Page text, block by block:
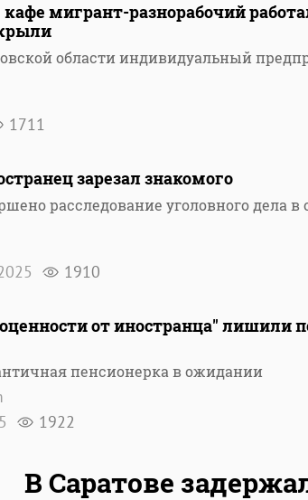
кафе мигрант-разнорабочий
области индивидуальный
1711
зарезал знакомого
расследование уголовного дела
1910
от иностранца" лишили
пенсионерка в ожидании
1922
В Саратове